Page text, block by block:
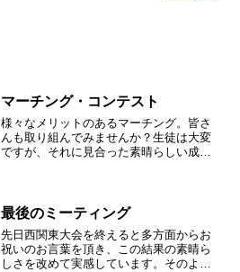
マーチング・コンテスト
様々なメリットのあるマーチング。皆さ
んも取り組んでみませんか？生徒は大変
ですが、それに見合った素晴らしい成長
最後のミーティング
先日西関東大会を終えると多方面からお
祝いのお言葉を頂き、この結果の素晴ら
しさを改めて実感しています。そのよう